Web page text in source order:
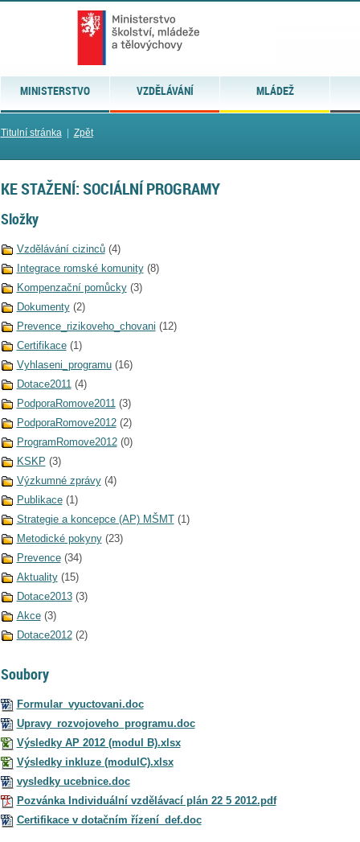
MINISTERSTVO VZDĚLÁVÁNÍ MLÁDEŽ
Titulní stránka| Zpět
KE STAŽENÍ: SOCIÁLNÍ PROGRAMY
Složky
Vzdělávání cizinců (4)
Integrace romské komunity (8)
Kompenzační pomůcky (3)
Dokumenty (2)
Prevence_rizikoveho_chovani (12)
Certifikace (1)
Vyhlaseni_programu (16)
Dotace2011 (4)
PodporaRomove2011 (3)
PodporaRomove2012 (2)
ProgramRomove2012 (0)
KSKP (3)
Výzkumné zprávy (4)
Publikace (1)
Strategie a koncepce (AP) MŠMT (1)
Metodické pokyny (23)
Prevence (34)
Aktuality (15)
Dotace2013 (3)
Akce (3)
Dotace2012 (2)
Soubory
Formular_vyuctovani.doc
Upravy_rozvojoveho_programu.doc
Výsledky AP 2012 (modul B).xlsx
Výsledky inkluze (modulC).xlsx
vysledky ucebnice.doc
Pozvánka Individuální vzdělávací plán 22 5 2012.pdf
Certifikace v dotačním řízení_def.doc